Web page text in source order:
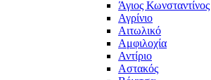
Άγιος Κωνσταντίνος
Αγρίνιο
Αιτωλικό
Αμφιλοχία
Αντίριο
Αστακός